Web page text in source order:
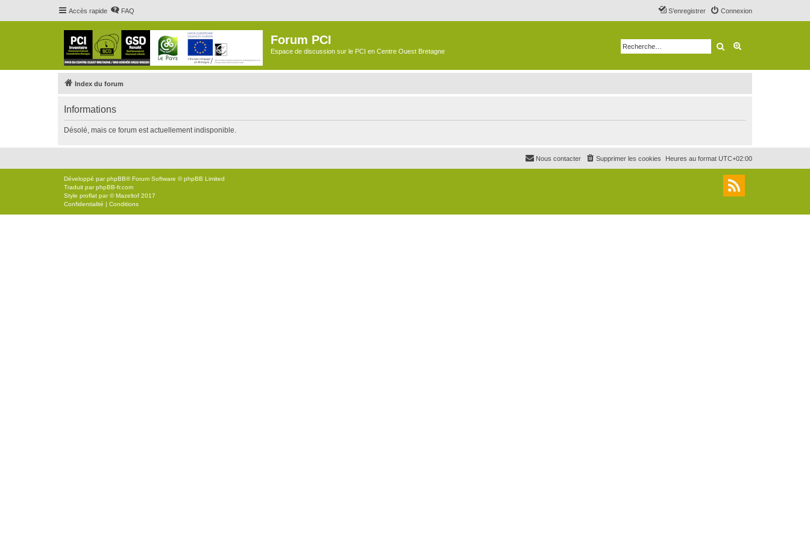
Accès rapide FAQ Connexion
S’enregistrer
Forum PCI
Espace de discussion sur le PCI en Centre Ouest Bretagne Rechercher
Index du forum
Informations
Désolé, mais ce forum est actuellement indisponible.
Heures au format UTC+02:00
Supprimer les cookies
Nous contacter
Développé parphpBB® Forum Software © phpBB Limited
Traduit parphpBB-fr.com
Style proflat par ©Mazeltof 2017
Confidentialité | Conditions